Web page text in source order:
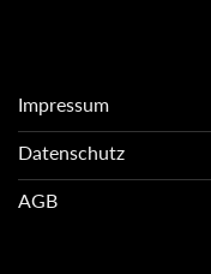
Impressum
Datenschutz
AGB